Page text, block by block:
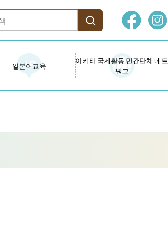
일본어교육
아키타 국제활동 민간단체 네트
워크